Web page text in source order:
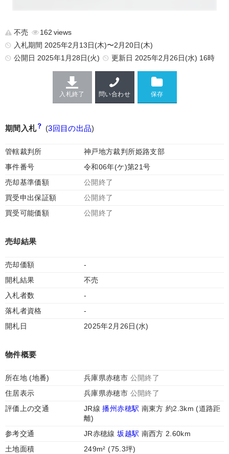
不売
162
入札期間 2025年2月13日(木)〜2月20日(木)
公開日 2025年1月28日(火) 更新日 2025年2月26日(水) 16時
入札終了 問い合わせ
期間入札 (3回目の出品)
管轄裁判所
神戸地方裁判所姫路支部
事件番号
令和06年(ケ)第21号
売却基準価額
公開終了
買受申出保証額
公開終了
買受可能価額
公開終了
売却結果
売却価額
-
開札結果
不売
入札者数
-
落札者資格
-
開札日
2025年2月26日(水)
物件概要
所在地 (地番) 兵庫県赤穂市 公開終了
住居表示
兵庫県赤穂市 公開終了
評価上の交通
JR線播州赤穂駅 南東方 約2.3km (道路距
離)
参考交通
JR赤穂線坂越駅 南西方 2.60km
土地面積
249m² (75.3坪)